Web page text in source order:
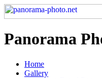
Panorama
Home
Gallery